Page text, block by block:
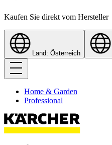
Kaufen Sie direkt vom Hersteller
Land: Österreich
Home & Garden
Professional